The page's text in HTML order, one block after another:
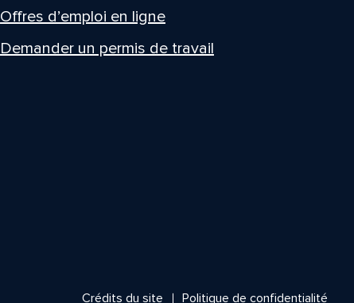
Offres d’emploi en ligne
Demander un permis de travail
Crédits du site Politique de confidentialité